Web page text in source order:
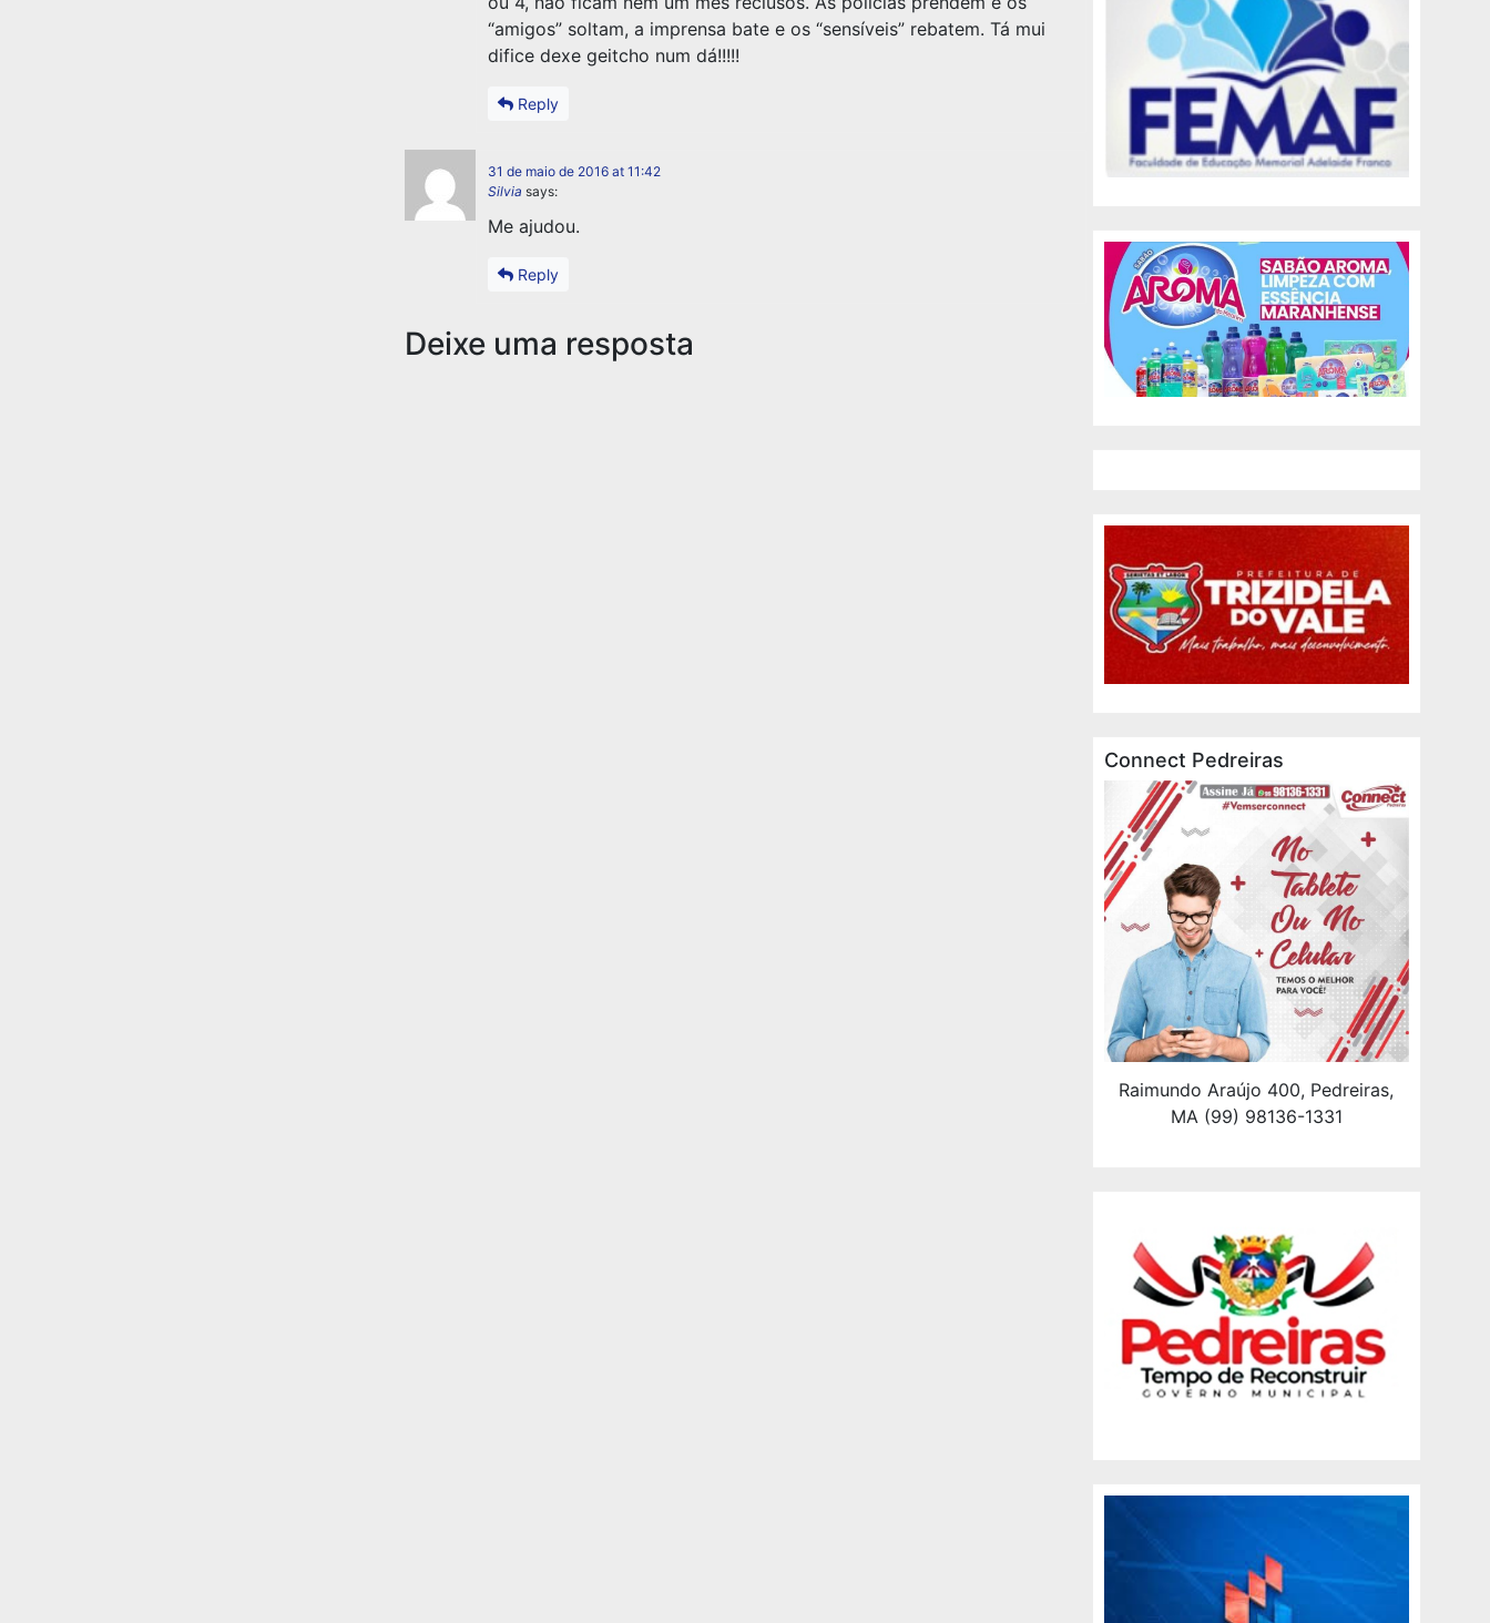
“amigos” soltam, a imprensa bate e os “sensíveis” rebatem. Tá mui
difice dexe geitcho num dá!!!!!
Reply
31 de maio de 2016 at 11:42
Silvia says:
Me ajudou.
Reply
Deixe uma resposta
Connect Pedreiras
Raimundo Araújo 400, Pedreiras,
MA (99) 98136-1331